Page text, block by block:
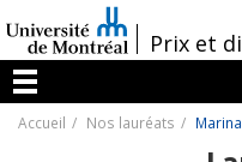
au
contenu
/Prix et
Menu
Accueil Nos lauréats